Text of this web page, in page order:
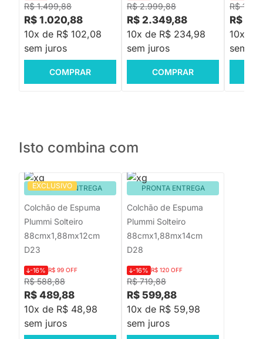
R$ 1.499,88
R$ 1.020,88
10x de R$ 102,08
sem juros
COMPRAR
R$ 2.999,88
R$ 2.349,88
10x de R$ 234,98
sem juros
COMPRAR
R$
R$
10x de
sem
Isto combina com
EXCLUSIVO
PRONTA ENTREGA
Colchão de Espuma
Plummi Solteiro
88cmx1,88mx12cm
D23
R$ 588,88
-16% R$ 99 OFF
R$ 489,88
10x de R$ 48,98
sem juros
PRONTA ENTREGA
Colchão de Espuma
Plummi Solteiro
88cmx1,88mx14cm
D28
R$ 719,88
-16% R$ 120 OFF
R$ 599,88
10x de R$ 59,98
sem juros